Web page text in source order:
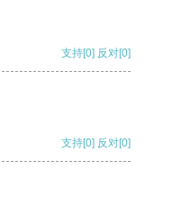
支持[0] 反对[0]
支持[0] 反对[0]